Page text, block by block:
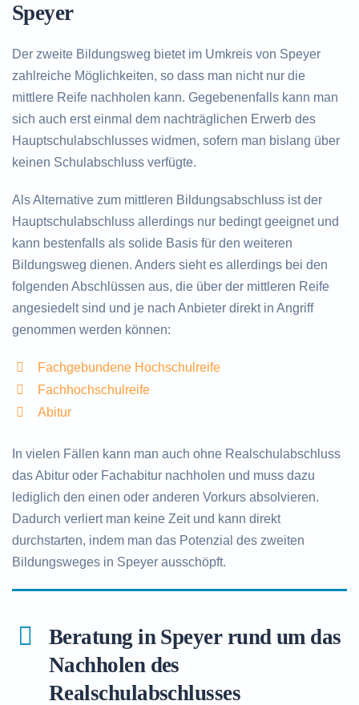
Speyer
Der zweite Bildungsweg bietet im Umkreis von Speyer
zahlreiche Möglichkeiten, so dass man nicht nur die
mittlere Reife nachholen kann. Gegebenenfalls kann man
sich auch erst einmal dem nachträglichen Erwerb des
Hauptschulabschlusses widmen, sofern man bislang über
keinen Schulabschluss verfügte.
Als Alternative zum mittleren Bildungsabschluss ist der
Hauptschulabschluss allerdings nur bedingt geeignet und
kann bestenfalls als solide Basis für den weiteren
Bildungsweg dienen. Anders sieht es allerdings bei den
folgenden Abschlüssen aus, die über der mittleren Reife
angesiedelt sind und je nach Anbieter direkt in Angriff
genommen werden können:
Fachgebundene Hochschulreife
Fachhochschulreife
Abitur
In vielen Fällen kann man auch ohne Realschulabschluss
das Abitur oder Fachabitur nachholen und muss dazu
lediglich den einen oder anderen Vorkurs absolvieren.
Dadurch verliert man keine Zeit und kann direkt
durchstarten, indem man das Potenzial des zweiten
Bildungsweges in Speyer ausschöpft.
Beratung in Speyer rund um das
Nachholen des
Realschulabschlusses